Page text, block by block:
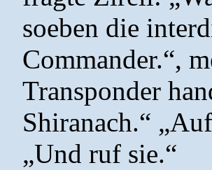
soeben die
Commander.“,
Transponder
Shiranach.“
„Und ruf sie.“